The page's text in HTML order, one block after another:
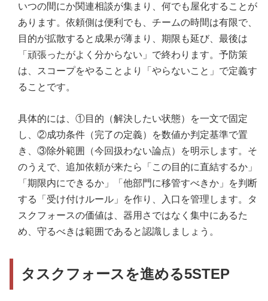
いつの間にか関連相談が集まり、何でも屋化することが
あります。依頼側は便利でも、チームの時間は有限で、
目的が拡散すると成果が薄まり、期限も延び、最後は
「頑張ったがよく分からない」で終わります。予防策
は、スコープをやることより「やらないこと」で定義す
ることです。
具体的には、①目的（解決したい状態）を一文で固定
し、②成功条件（完了の定義）を数値か判定基準で置
き、③除外範囲（今回扱わない論点）を明示します。そ
のうえで、追加依頼が来たら「この目的に直結するか」
「期限内にできるか」「他部門に移管すべきか」を判断
する「受け付けルール」を作り、入口を管理します。タ
スクフォースの価値は、器用さではなく集中にあるた
め、守るべきは範囲であると認識しましょう。
タスクフォースを進める5STEP